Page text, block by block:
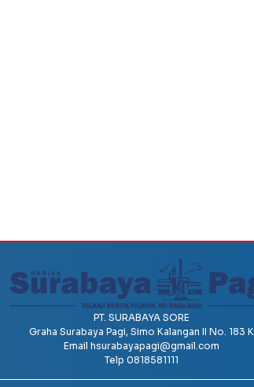
PT. SURABAYA SORE
Graha Surabaya Pagi, Simo Kalangan II No. 183 K
Email hsurabayapagi@gmail.com
Telp 0818581111